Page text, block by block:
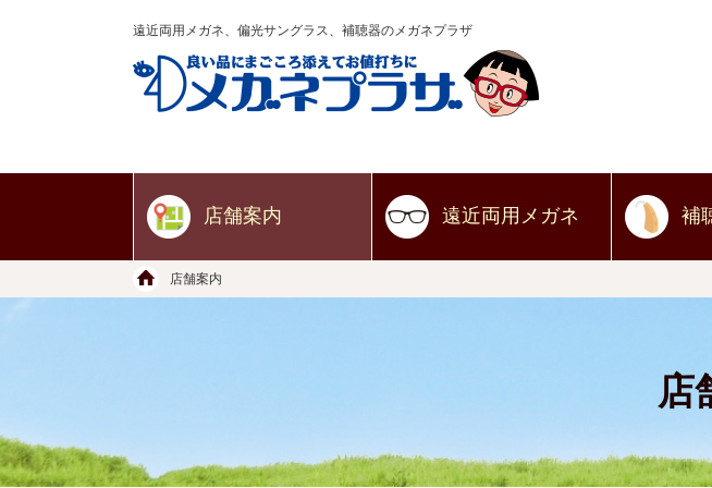
遠近両用メガネ、偏光サングラス、補聴器のメガネプラザ
店舗案内 遠近両用 メガネ 補
店舗案内
店